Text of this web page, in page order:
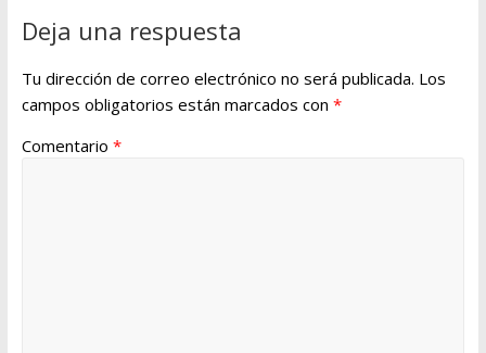
Deja una respuesta
Tu dirección de correo electrónico no será publicada. Los
campos obligatorios están marcados con *
Comentario *